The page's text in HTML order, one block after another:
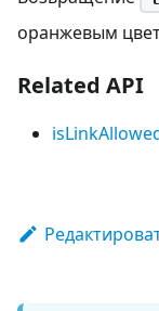
оранжевым
Related API